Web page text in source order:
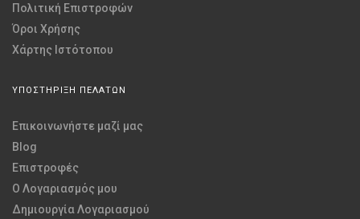
Πολιτική Επιστροφών
Όροι Χρήσης
Χάρτης Ιστότοπου
ΥΠΟΣΤΗΡΙΞΗ ΠΕΛΑΤΩΝ
Επικοινωνήστε μαζί μας
Blog
Επιστροφές
O Λογαριασμός μου
Δημιουργία Λογαριασμού